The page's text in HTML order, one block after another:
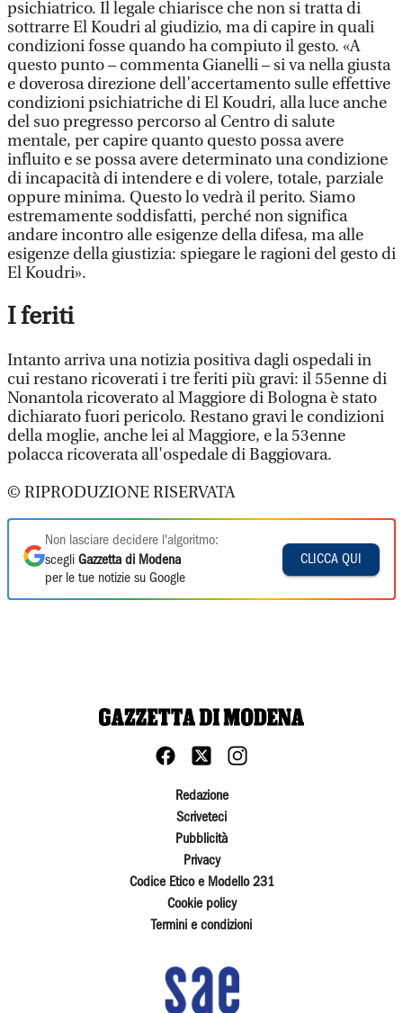
psichiatrico. Il legale chiarisce che non si tratta di
sottrarre El Koudri al giudizio, ma di capire in quali
condizioni fosse quando ha compiuto il gesto. «A
questo punto – commenta Gianelli – si va nella giusta
e doverosa direzione dell’accertamento sulle effettive
condizioni psichiatriche di El Koudri, alla luce anche
del suo pregresso percorso al Centro di salute
mentale, per capire quanto questo possa avere
influito e se possa avere determinato una condizione
di incapacità di intendere e di volere, totale, parziale
oppure minima. Questo lo vedrà il perito. Siamo
estremamente soddisfatti, perché non significa
andare incontro alle esigenze della difesa, ma alle
esigenze della giustizia: spiegare le ragioni del gesto di
El Koudri».
I feriti
Intanto arriva una notizia positiva dagli ospedali in
cui restano ricoverati i tre feriti più gravi: il 55enne di
Nonantola ricoverato al Maggiore di Bologna è stato
dichiarato fuori pericolo. Restano gravi le condizioni
della moglie, anche lei al Maggiore, e la 53enne
polacca ricoverata all'ospedale di Baggiovara.
© RIPRODUZIONE RISERVATA
Non lasciare decidere l'algoritmo:
scegli Gazzetta di Modena
per le tue notizie su Google
CLICCA QUI
Redazione
Scriveteci
Pubblicità
Privacy
Codice Etico e Modello 231
Cookie policy
Termini e condizioni